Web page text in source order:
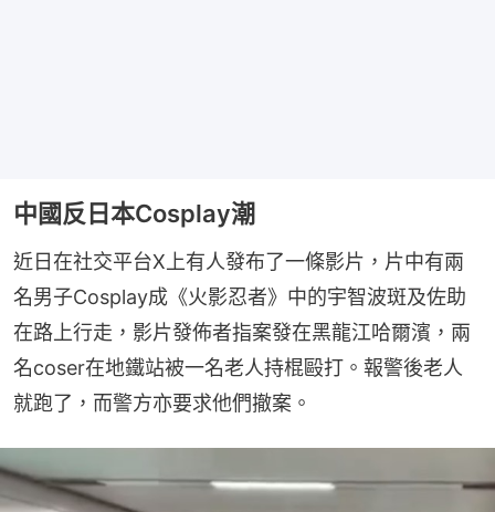
中國反日本Cosplay潮
近日在社交平台X上有人發布了一條影片，片中有兩
名男子Cosplay成《火影忍者》中的宇智波斑及佐助
在路上行走，影片發佈者指案發在黑龍江哈爾濱，兩
名coser在地鐵站被一名老人持棍毆打。報警後老人
就跑了，而警方亦要求他們撤案。